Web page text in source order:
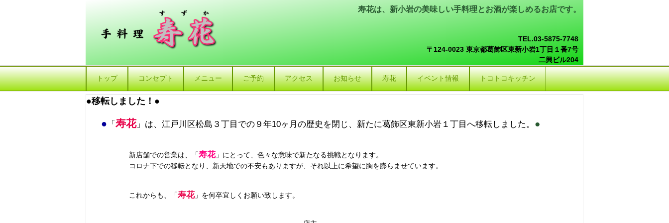
寿花は、新小岩の美味しい手料理とお酒が楽しめるお店です。
TEL.03-5875-7748
〒124-0023 東京都葛飾区東新小岩1丁目１番7号
二興ビル204
トップ コンセプト メニュー ご予約 アクセス お知らせ 寿花 イベント情報 トコトコキッチン
●移転しました！●
● 「 寿花」は、江戸川区松島３丁目での９年10ヶ月の歴史を閉じ、新たに葛飾区東新小岩１丁目へ移転しました。 ●
新店舗での営業は、「寿花」にとって、色々な意味で新たなる挑戦となります。
コロナ下での移転となり、新天地での不安もありますが、それ以上に希望に胸を膨らませています。
これからも、「寿花」を何卒宜しくお願い致します。